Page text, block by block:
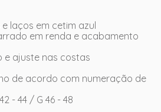
laços em cetim azul
em renda e acabamento
e ajuste nas costas
de acordo com numeração de
- 44 / G 46 - 48